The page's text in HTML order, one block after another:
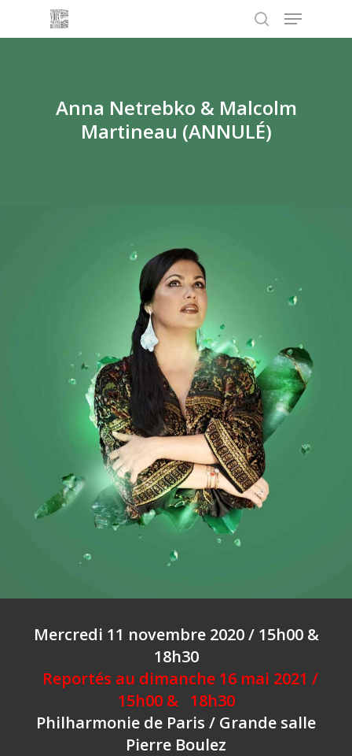
search
Menu
Anna Netrebko & Malcolm
Martineau (ANNULÉ)
Mercredi 11 novembre 2020 / 15h00 &
18h30
Reportés au dimanche 16 mai 2021 /
15h00 &
18h30
Philharmonie de Paris / Grande salle
Pierre Boulez